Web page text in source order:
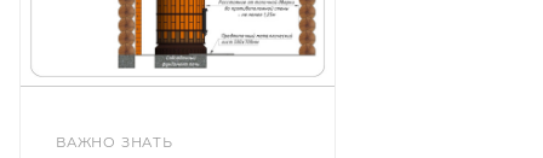
ВАЖНО ЗНАТЬ